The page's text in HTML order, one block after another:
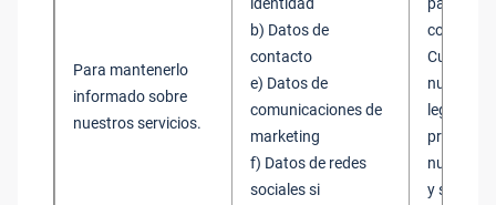
Para mantenerlo
informado sobre
nuestros servicios.
b) Datos de
contacto
e) Datos de
comunicaciones de
marketing
f) Datos de redes
sociales si
nuestros
legítimos
nuestros
y